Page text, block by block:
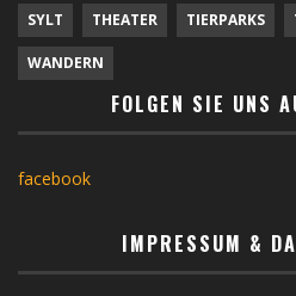
SYLT THEATER TIERPARKS
WANDERN
FOLGEN SIE UNS
facebook
IMPRESSUM &